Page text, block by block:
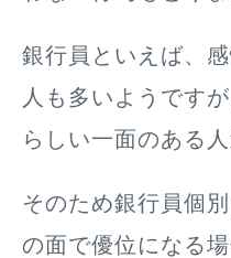
銀行員といえば、
人も多いようです
らしい一面のある
そのため銀行員個
の面で優位になる